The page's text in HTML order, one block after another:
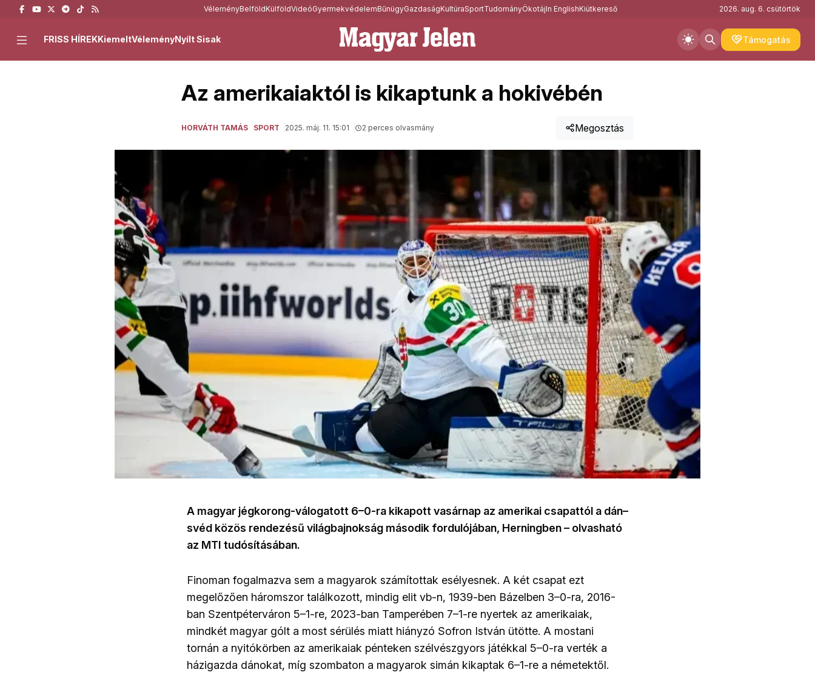
VéleményBelföldKülföldVideóGyermekvédelemBűnügyGazdaságKultúraSportTudományÖkotájIn EnglishKiútkereső 2026. aug. 6. csütörtök
Támogatás
FRISS HÍREKKiemeltVéleményNyílt Sisak
Az amerikaiaktól is kikaptunk a hokivébén
HORVÁTH TAMÁS SPORT 2025. máj. 11. 15:01 2 perces olvasmány Megosztás
A magyar jégkorong-válogatott 6–0-ra kikapott vasárnap az amerikai csapattól a dán–
svéd közös rendezésű világbajnokság második fordulójában, Herningben – olvasható
az MTI tudósításában.
Finoman fogalmazva sem a magyarok számítottak esélyesnek. A két csapat ezt
megelőzően háromszor találkozott, mindig elit vb-n, 1939-ben Bázelben 3–0-ra, 2016-
ban Szentpéterváron 5–1-re, 2023-ban Tamperében 7–1-re nyertek az amerikaiak,
mindkét magyar gólt a most sérülés miatt hiányzó Sofron István ütötte. A mostani
tornán a nyitókörben az amerikaiak pénteken szélvészgyors játékkal 5–0-ra verték a
házigazda dánokat, míg szombaton a magyarok simán kikaptak 6–1-re a németektől.